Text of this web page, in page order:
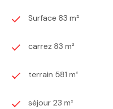
Surface 83 m²
carrez 83 m²
terrain 581 m²
séjour 23 m²